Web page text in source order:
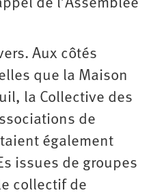
de l’Assemblée
Aux côtés
que la Maison
la Collective des
de
également
issues de groupes
collectif de